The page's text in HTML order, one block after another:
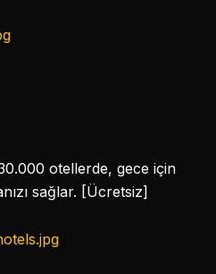
otellerde, gece için
sağlar. [Ücretsiz]